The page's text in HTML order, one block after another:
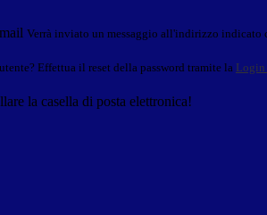
Verrà inviato un messaggio all'indirizzo indicato
Effettua il reset della password tramite la Login
la casella di posta elettronica!